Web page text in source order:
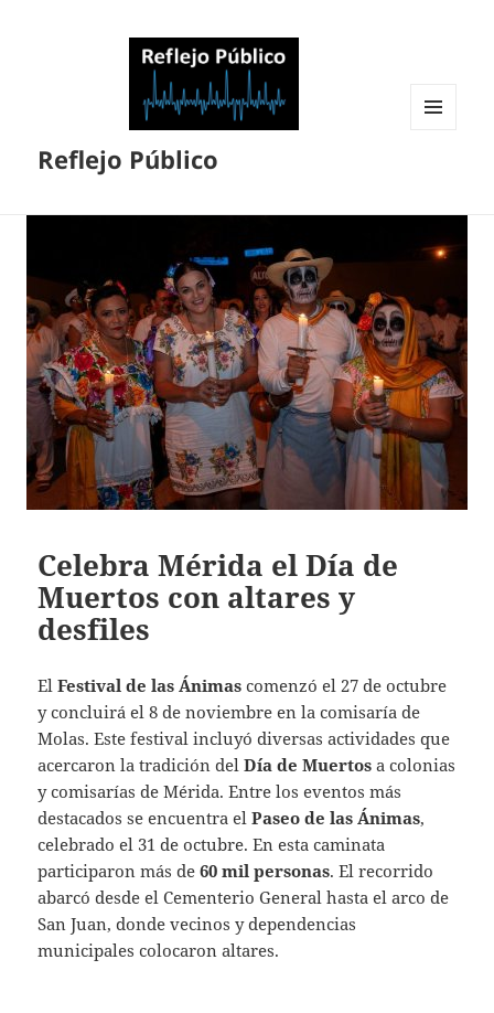
Reflejo Público
Celebra Mérida el Día de
Muertos con altares y
desfiles
ElFestival de las Ánimas comenzó el 27 de octubre
y concluirá el 8 de noviembre en la comisaría de
Molas. Este festival incluyó diversas actividades que
acercaron la tradición delDía de Muertos a colonias
y comisarías de Mérida. Entre los eventos más
destacados se encuentra elPaseo de las Ánimas,
celebrado el 31 de octubre. En esta caminata
participaron más de60 mil personas. El recorrido
abarcó desde el Cementerio General hasta el arco de
San Juan, donde vecinos y dependencias
municipales colocaron altares.